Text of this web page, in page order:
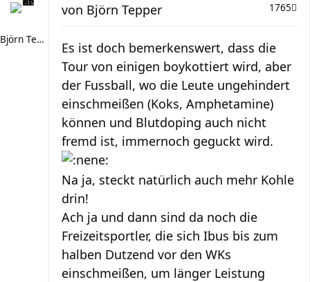
Björn Tepper
1765
von Björn Tepper
Es ist doch bemerkenswert, dass die
Tour von einigen boykottiert wird, aber
der Fussball, wo die Leute ungehindert
einschmeißen (Koks, Amphetamine)
können und Blutdoping auch nicht
fremd ist, immernoch geguckt wird.
Na ja, steckt natürlich auch mehr Kohle
drin!
Ach ja und dann sind da noch die
Freizeitsportler, die sich Ibus bis zum
halben Dutzend vor den WKs
einschmeißen, um länger Leistung